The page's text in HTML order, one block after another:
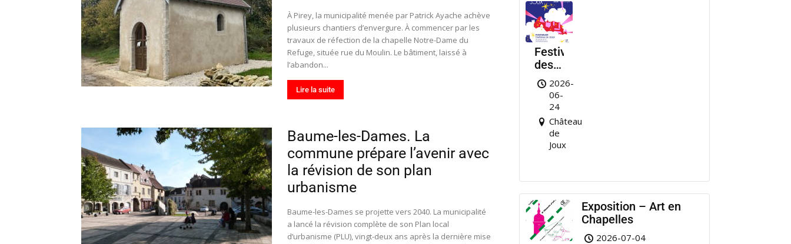
À Pirey, la municipalité menée par Patrick Ayache achève
plusieurs chantiers d’envergure. À commencer par les
travaux de réfection de la chapelle Notre-Dame du
Refuge, située rue du Moulin. Le bâtiment, laissé à
l’abandon...
Lire la suite
Baume-les-Dames. La
commune prépare l’avenir avec
la révision de son plan
urbanisme
Baume-les-Dames se projette vers 2040. La municipalité
a lancé la révision complète de son Plan local
d’urbanisme (PLU), vingt-deux ans après la dernière mise
Festival
des
Nuits
de
Joux
2026-
06-
24
Château
de
Joux
Exposition – Art en
Chapelles
2026-07-04